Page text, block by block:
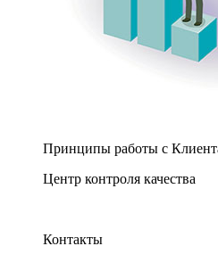
Принципы работы с
Центр контроля качества
Контакты